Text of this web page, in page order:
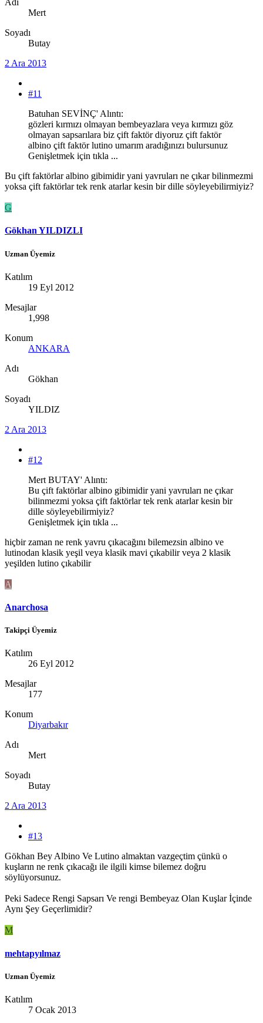
Adı
Mert
Soyadı
Butay
2 Ara 2013
#11
Batuhan SEVİNÇ' Alıntı:
gözleri kırmızı olmayan bembeyazlara veya kırmızı göz
olmayan sapsarılara biz çift faktör diyoruz çift faktör
albino çift faktör lutino umarım aradığınızı bulursunuz
Genişletmek için tıkla ...
Bu çift faktörlar albino gibimidir yani yavruları ne çıkar bilinmezmi
yoksa çift faktörlar tek renk atarlar kesin bir dille söyleyebilirmiyiz?
G
Gökhan YILDIZLI
Uzman Üyemiz
Katılım
19 Eyl 2012
Mesajlar
1,998
Konum
ANKARA
Adı
Gökhan
Soyadı
YILDIZ
2 Ara 2013
#12
Mert BUTAY' Alıntı:
Bu çift faktörlar albino gibimidir yani yavruları ne çıkar
bilinmezmi yoksa çift faktörlar tek renk atarlar kesin bir
dille söyleyebilirmiyiz?
Genişletmek için tıkla ...
hiçbir zaman ne renk yavru çıkacağını bilemezsin albino ve
lutinodan klasik yeşil veya klasik mavi çıkabilir veya 2 klasik
yeşilden lutino çıkabilir
A
Anarchosa
Takipçi Üyemiz
Katılım
26 Eyl 2012
Mesajlar
177
Konum
Diyarbakır
Adı
Mert
Soyadı
Butay
2 Ara 2013
#13
Gökhan Bey Albino Ve Lutino almaktan vazgeçtim çünkü o
kuşların ne renk çıkacağı ile ilgili kimse bilemez doğru
söylüyorsunuz.
Peki Sadece Rengi Sapsarı Ve rengi Bembeyaz Olan Kuşlar İçinde
Aynı Şey Geçerlimidir?
M
mehtapyılmaz
Uzman Üyemiz
Katılım
7 Ocak 2013